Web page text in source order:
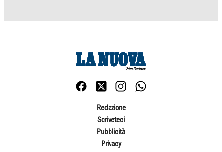
Redazione
Scriveteci
Pubblicità
Privacy